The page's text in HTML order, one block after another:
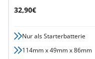
Angebotspreis
32,90€
Nur als Starterbatterie
114mm x 49mm x 86mm